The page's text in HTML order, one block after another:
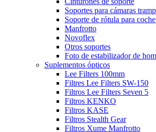
Soportes para cámaras
Soporte de rótula para coche
Manfrotto
Novoflex
Otros soportes
Foto de estabilizador de
Suplementos ópticos
Lee Filters 100mm
Filtres Lee Filters SW-150
Filtros Lee Filters Seven 5
Filtros KENKO
Filtros KASE
Filtros Stealth Gear
Filtros Xume Manfrotto